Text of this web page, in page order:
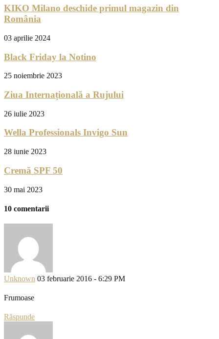
KIKO Milano deschide primul magazin din
România
03 aprilie 2024
Black Friday la Notino
25 noiembrie 2023
Ziua Internațională a Rujului
26 iulie 2023
Wella Professionals Invigo Sun
28 iunie 2023
Cremă SPF 50
30 mai 2023
10 comentarii
Unknown 03 februarie 2016 - 6:29 PM
Frumoase
Răspunde